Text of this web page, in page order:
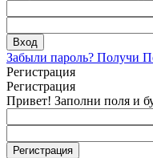
Забыли пароль? Получи
Регистрация
Регистрация
Привет! Заполни поля и